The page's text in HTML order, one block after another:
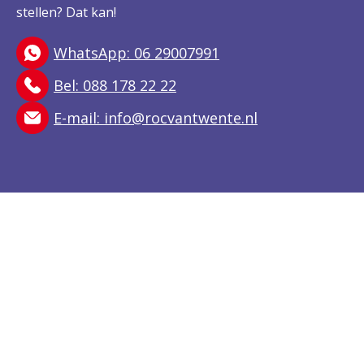
stellen? Dat kan!
WhatsApp: 06 29007991
Bel: 088 178 22 22
E-mail: info@rocvantwente.nl